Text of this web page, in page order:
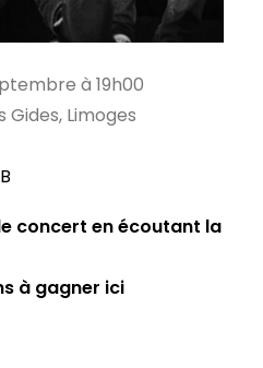
à 19h00
Gides, Limoges
concert en écoutant la
à gagner ici